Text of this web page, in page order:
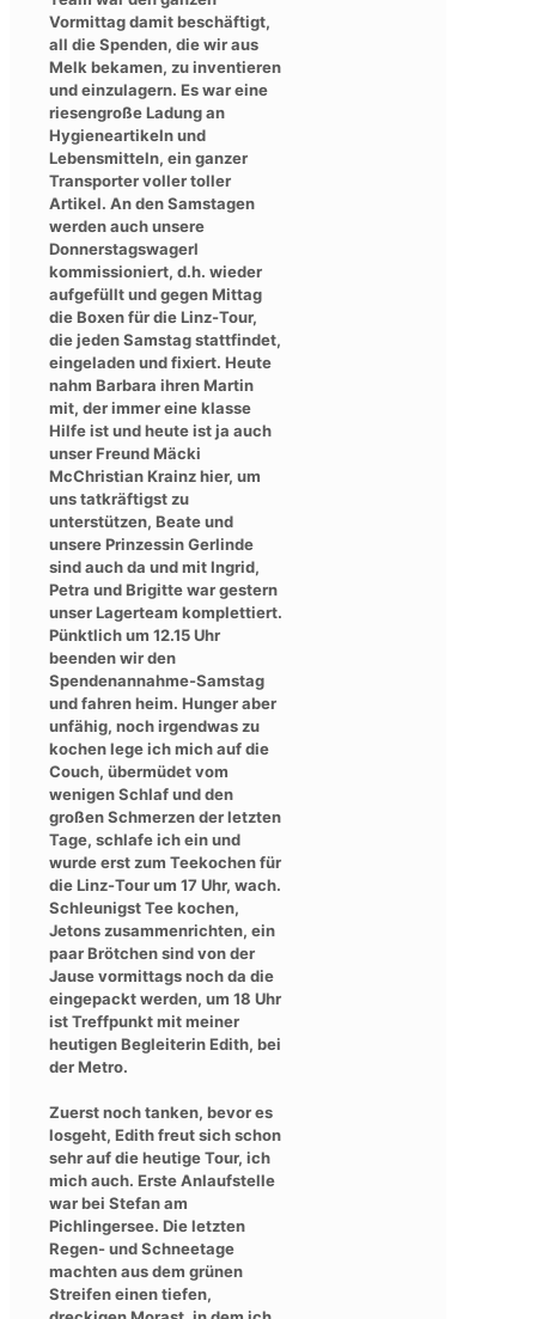
Vormittag damit beschäftigt,
all die Spenden, die wir aus
Melk bekamen, zu inventieren
und einzulagern. Es war eine
riesengroße Ladung an
Hygieneartikeln und
Lebensmitteln, ein ganzer
Transporter voller toller
Artikel. An den Samstagen
werden auch unsere
Donnerstagswagerl
kommissioniert, d.h. wieder
aufgefüllt und gegen Mittag
die Boxen für die Linz-Tour,
die jeden Samstag stattfindet,
eingeladen und fixiert. Heute
nahm Barbara ihren Martin
mit, der immer eine klasse
Hilfe ist und heute ist ja auch
unser Freund Mäcki
McChristian Krainz hier, um
uns tatkräftigst zu
unterstützen, Beate und
unsere Prinzessin Gerlinde
sind auch da und mit Ingrid,
Petra und Brigitte war gestern
unser Lagerteam komplettiert.
Pünktlich um 12.15 Uhr
beenden wir den
Spendenannahme-Samstag
und fahren heim. Hunger aber
unfähig, noch irgendwas zu
kochen lege ich mich auf die
Couch, übermüdet vom
wenigen Schlaf und den
großen Schmerzen der letzten
Tage, schlafe ich ein und
wurde erst zum Teekochen für
die Linz-Tour um 17 Uhr, wach.
Schleunigst Tee kochen,
Jetons zusammenrichten, ein
paar Brötchen sind von der
Jause vormittags noch da die
eingepackt werden, um 18 Uhr
ist Treffpunkt mit meiner
heutigen Begleiterin Edith, bei
der Metro.
Zuerst noch tanken, bevor es
losgeht, Edith freut sich schon
sehr auf die heutige Tour, ich
mich auch. Erste Anlaufstelle
war bei Stefan am
Pichlingersee. Die letzten
Regen- und Schneetage
machten aus dem grünen
Streifen einen tiefen,